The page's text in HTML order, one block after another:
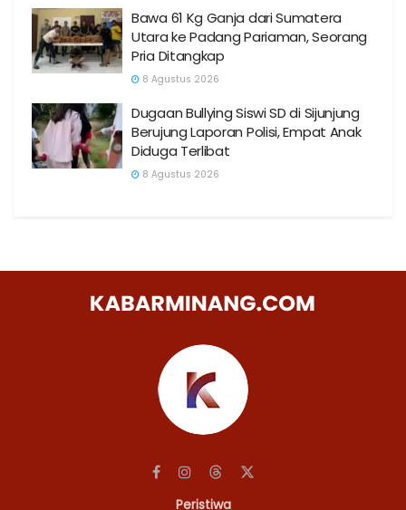
Bawa 61 Kg Ganja dari Sumatera
Utara ke Padang Pariaman, Seorang
Pria Ditangkap
8 Agustus 2026
Dugaan Bullying Siswi SD di Sijunjung
Berujung Laporan Polisi, Empat Anak
Diduga Terlibat
8 Agustus 2026
Peristiwa